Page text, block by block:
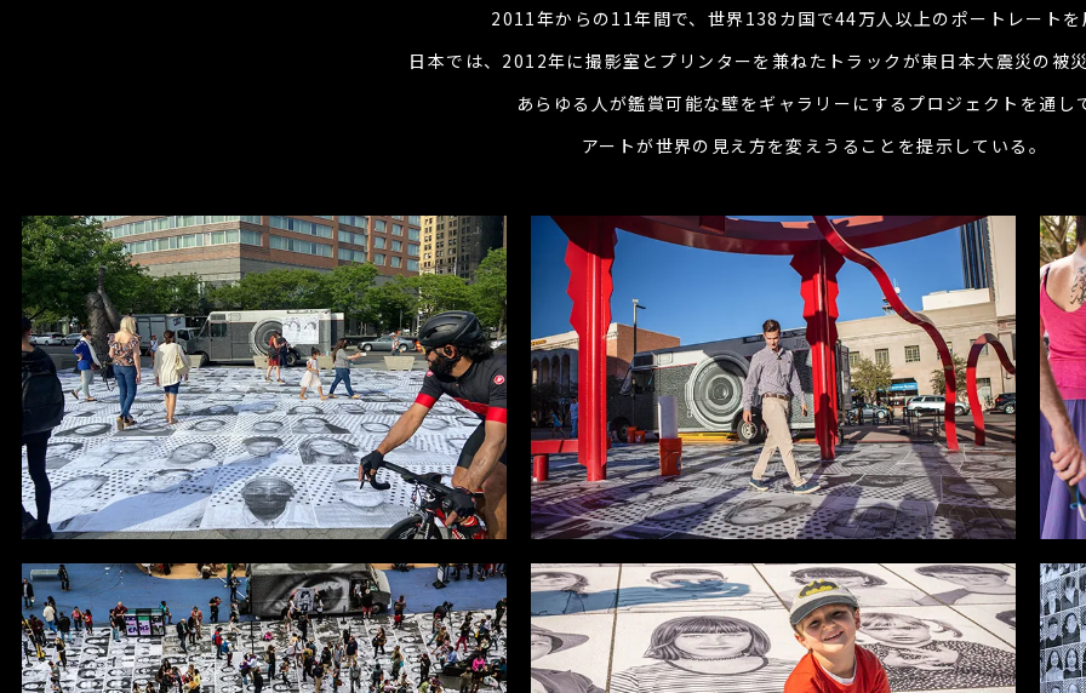
2011年からの11年間で、世界138カ国で44万人以上のポートレートを
日本では、2012年に撮影室とプリンターを兼ねたトラックが東日本大震災の被
あらゆる人が鑑賞可能な壁をギャラリーにするプロジェクトを通し
アートが世界の見え方を変えうることを提示している。